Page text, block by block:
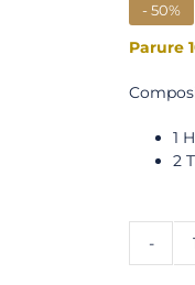
- 50%
Parure
1
2